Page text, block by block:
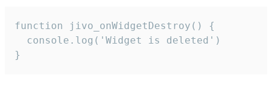
function jivo_onWidgetDestroy() {
  console.log('Widget is deleted')
}